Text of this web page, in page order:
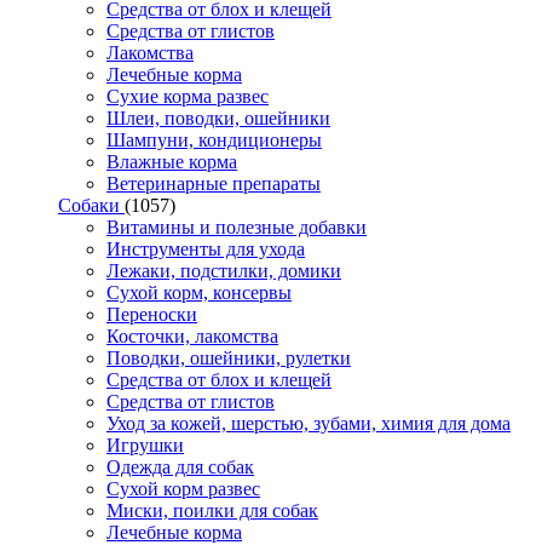
Средства от блох и клещей
Средства от глистов
Лакомства
Лечебные корма
Сухие корма развес
Шлеи, поводки, ошейники
Шампуни, кондиционеры
Влажные корма
Ветеринарные препараты
Собаки (1057)
Витамины и полезные добавки
Инструменты для ухода
Лежаки, подстилки, домики
Сухой корм, консервы
Переноски
Косточки, лакомства
Поводки, ошейники, рулетки
Средства от блох и клещей
Средства от глистов
Уход за кожей, шерстью, зубами, химия для дома
Игрушки
Одежда для собак
Сухой корм развес
Миски, поилки для собак
Лечебные корма